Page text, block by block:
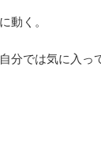
動く。
分では気に入っ